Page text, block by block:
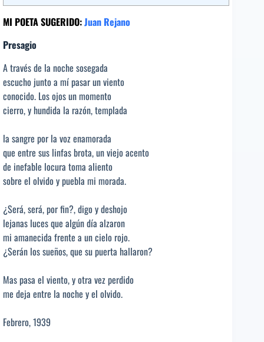
MI POETA SUGERIDO:Juan Rejano
Presagio
A través de la noche sosegada
escucho junto a mí pasar un viento
conocido. Los ojos un momento
cierro, y hundida la razón, templada
la sangre por la voz enamorada
que entre sus linfas brota, un viejo acento
de inefable locura toma aliento
sobre el olvido y puebla mi morada.
¿Será, será, por fin?, digo y deshojo
lejanas luces que algún día alzaron
mi amanecida frente a un cielo rojo.
¿Serán los sueños, que su puerta hallaron?
Mas pasa el viento, y otra vez perdido
me deja entre la noche y el olvido.
Febrero, 1939